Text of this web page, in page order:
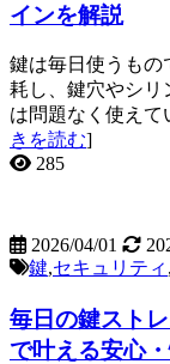
インを解説
鍵は毎日使うもの
耗し、鍵穴やシリ
は問題なく使え
きを読む]
285
2026/04/01
鍵,セキュリティ ,
毎日の鍵スト
で叶える安心